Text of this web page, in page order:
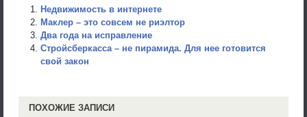
Недвижимость в интернете
Маклер – это совсем не риэлтор
Два года на исправление
Стройсберкасса – не пирамида. Для нее готовится
свой закон
ПОХОЖИЕ ЗАПИСИ